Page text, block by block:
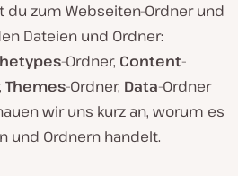
du zum Webseiten-Ordner und
Dateien und Ordner:
-Ordner, Content-
Themes-Ordner, Data-Ordner
wir uns kurz an, worum es
und Ordnern handelt.